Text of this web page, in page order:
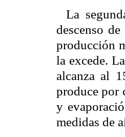
La
descenso
producción
la excede.
alcanza al
produce por
y
medidas de